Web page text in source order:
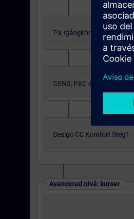
PX Igångkörning/
GEN3, PXC 4,5 och 7
Desigo CC Komfort Steg1
Avancerad nivå: kurser